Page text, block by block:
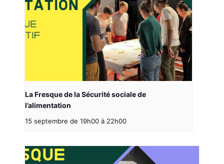
La Fresque de la Sécurité sociale de
l’alimentation
15 septembre de 19h00 à 22h00